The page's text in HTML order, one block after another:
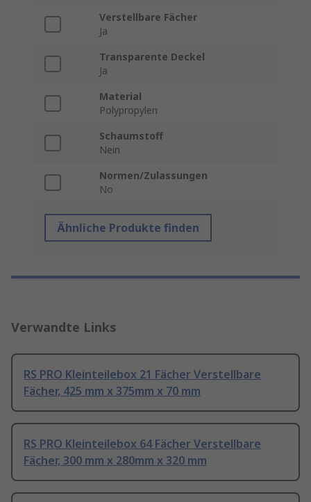
Verstellbare Fächer
Ja
Transparente Deckel
Ja
Material
Polypropylen
Schaumstoff
Nein
Normen/Zulassungen
No
Ähnliche Produkte finden
Verwandte Links
RS PRO Kleinteilebox 21 Fächer Verstellbare
Fächer, 425 mm x 375mm x 70 mm
RS PRO Kleinteilebox 64 Fächer Verstellbare
Fächer, 300 mm x 280mm x 320 mm